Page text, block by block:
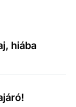
hiába